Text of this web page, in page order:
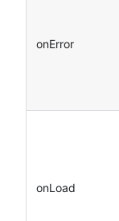
onError
onLoad